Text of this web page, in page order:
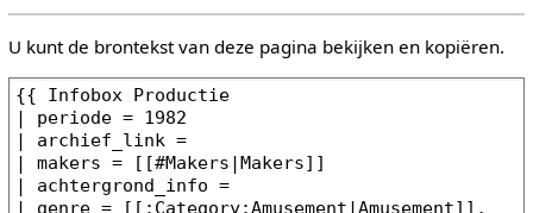
U kunt de brontekst van deze pagina bekijken en kopiëren.